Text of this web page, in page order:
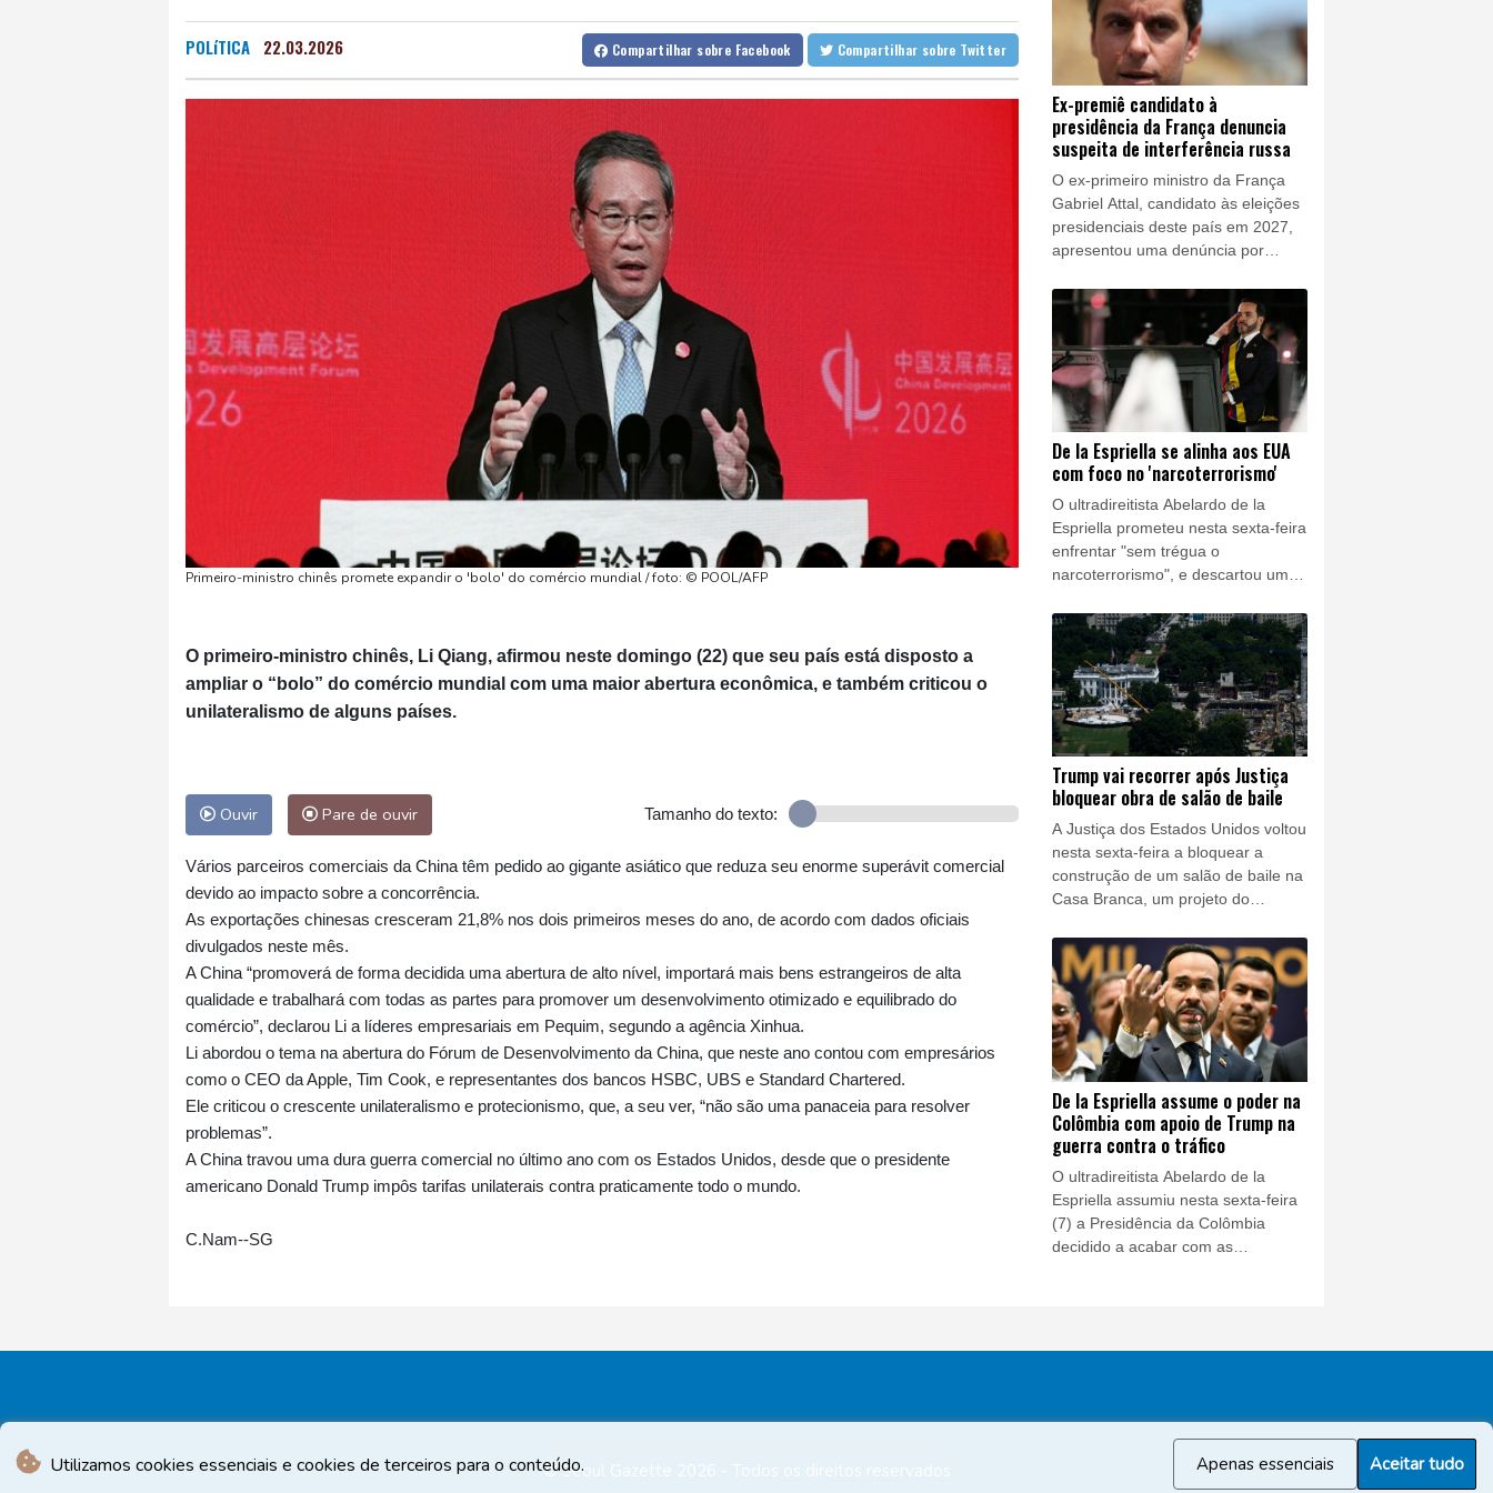
Utilizamos cookies essenciais e cookies de terceiros para o conteúdo. Apenas essenciais Aceitar tudo
Ataques de rebeldes houthis deixam 10 mortos em região petrolífera do Iêmen
Espanha impõe controles fronteiriços à Itália em meio a crise migratória
De la Espriella chega ao poder na Colômbia com apoio de Trump na guerra contra o tráfico
Milhares marcham na Argentina no dia de São Caetano, padroeiro do pão e do trabalho
POLíTICA 22.03.2026 Compartilhar sobre Facebook Compartilhar sobre Twitter
Primeiro-ministro chinês promete expandir o 'bolo' do comércio mundial / foto: © POOL/AFP
O primeiro-ministro chinês, Li Qiang, afirmou neste domingo (22) que seu país está disposto a
ampliar o “bolo” do comércio mundial com uma maior abertura econômica, e também criticou o
unilateralismo de alguns países.
Ouvir Pare de ouvir Tamanho do texto:
Vários parceiros comerciais da China têm pedido ao gigante asiático que reduza seu enorme superávit comercial
devido ao impacto sobre a concorrência.
As exportações chinesas cresceram 21,8% nos dois primeiros meses do ano, de acordo com dados oficiais
divulgados neste mês.
A China “promoverá de forma decidida uma abertura de alto nível, importará mais bens estrangeiros de alta
qualidade e trabalhará com todas as partes para promover um desenvolvimento otimizado e equilibrado do
comércio”, declarou Li a líderes empresariais em Pequim, segundo a agência Xinhua.
Li abordou o tema na abertura do Fórum de Desenvolvimento da China, que neste ano contou com empresários
como o CEO da Apple, Tim Cook, e representantes dos bancos HSBC, UBS e Standard Chartered.
Ele criticou o crescente unilateralismo e protecionismo, que, a seu ver, “não são uma panaceia para resolver
problemas”.
A China travou uma dura guerra comercial no último ano com os Estados Unidos, desde que o presidente
americano Donald Trump impôs tarifas unilaterais contra praticamente todo o mundo.
C.Nam--SG
Ex-premiê candidato à
presidência da França denuncia
suspeita de interferência russa
O ex-primeiro ministro da França
Gabriel Attal, candidato às eleições
presidenciais deste país em 2027,
apresentou uma denúncia por
de "redes russas" que buscam
desestabilizá-lo, afirmaram seus
advogados à AFP neste sábado (8).
De la Espriella se alinha aos EUA
com foco no 'narcoterrorismo'
O ultradireitista Abelardo de la
Espriella prometeu nesta sexta-feira
enfrentar "sem trégua o
narcoterrorismo", e descartou uma
armados, ao assumir a Presidência
da Colômbia, uma guinada que
recompõe a aliança entre Bogotá e
Washington.
Trump vai recorrer após Justiça
bloquear obra de salão de baile
A Justiça dos Estados Unidos voltou
nesta sexta-feira a bloquear a
construção de um salão de baile na
Casa Branca, um projeto do
respondeu que levará o caso à
Suprema Corte.
De la Espriella assume o poder na
Colômbia com apoio de Trump na
guerra contra o tráfico
O ultradireitista Abelardo de la
Espriella assumiu nesta sexta-feira
(7) a Presidência da Colômbia
decidido a acabar com as
© Seoul Gazette 2026 - Todos os direitos reservados